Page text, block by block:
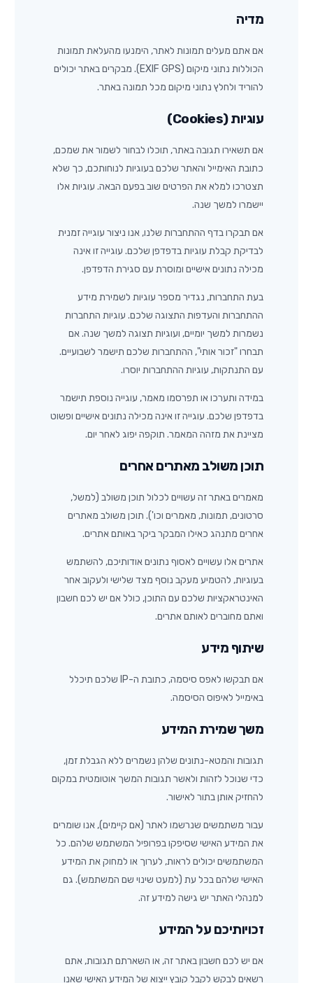
מדיה
אם אתם מעלים תמונות לאתר, הימנעו מהעלאת תמונות
הכוללות נתוני מיקום (EXIF GPS). מבקרים באתר יכולים
להוריד ולחלץ נתוני מיקום מכל תמונה באתר.
עוגיות (Cookies)
אם תשאירו תגובה באתר, תוכלו לבחור לשמור את שמכם,
כתובת האימייל והאתר שלכם בעוגיות לנוחותכם, כך שלא
תצטרכו למלא את הפרטים שוב בפעם הבאה. עוגיות אלו
יישמרו למשך שנה.
אם תבקרו בדף ההתחברות שלנו, אנו ניצור עוגייה זמנית
לבדיקת קבלת עוגיות בדפדפן שלכם. עוגייה זו אינה
מכילה נתונים אישיים ומוסרת עם סגירת הדפדפן.
בעת התחברות, נגדיר מספר עוגיות לשמירת מידע
ההתחברות והעדפות התצוגה שלכם. עוגיות התחברות
נשמרות למשך יומיים, ועוגיות תצוגה למשך שנה. אם
תבחרו "זכור אותי", ההתחברות שלכם תישמר לשבועיים.
עם התנתקות, עוגיות ההתחברות יוסרו.
במידה ותערכו או תפרסמו מאמר, עוגייה נוספת תישמר
בדפדפן שלכם. עוגייה זו אינה מכילה נתונים אישיים ופשוט
מציינת את מזהה המאמר. תוקפה יפוג לאחר יום.
תוכן משולב מאתרים אחרים
מאמרים באתר זה עשויים לכלול תוכן משולב (למשל,
סרטונים, תמונות, מאמרים וכו'). תוכן משולב מאתרים
אחרים מתנהג כאילו המבקר ביקר באותם אתרים.
אתרים אלו עשויים לאסוף נתונים אודותיכם, להשתמש
בעוגיות, להטמיע מעקב נוסף מצד שלישי ולעקוב אחר
האינטראקציות שלכם עם התוכן, כולל אם יש לכם חשבון
ואתם מחוברים לאותם אתרים.
שיתוף מידע
אם תבקשו לאפס סיסמה, כתובת ה-IP שלכם תיכלל
באימייל לאיפוס הסיסמה.
משך שמירת המידע
תגובות והמטא-נתונים שלהן נשמרים ללא הגבלת זמן,
כדי שנוכל לזהות ולאשר תגובות המשך אוטומטית במקום
להחזיק אותן בתור לאישור.
עבור משתמשים שנרשמו לאתר (אם קיימים), אנו שומרים
את המידע האישי שסיפקו בפרופיל המשתמש שלהם. כל
המשתמשים יכולים לראות, לערוך או למחוק את המידע
האישי שלהם בכל עת (למעט שינוי שם המשתמש). גם
למנהלי האתר יש גישה למידע זה.
זכויותיכם על המידע
אם יש לכם חשבון באתר זה, או השארתם תגובות, אתם
רשאים לבקש לקבל קובץ ייצוא של המידע האישי שאנו